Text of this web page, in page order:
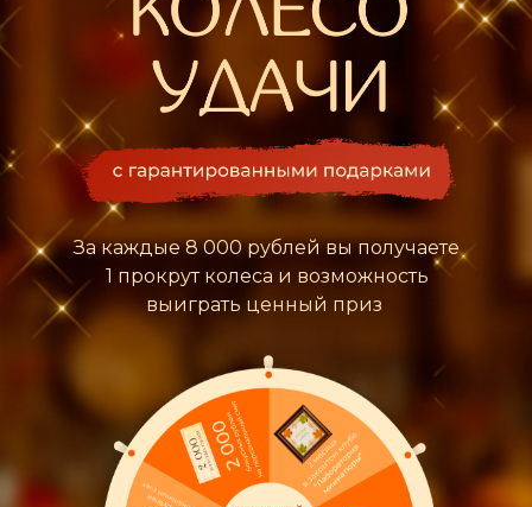
За каждые 8 000 рублей вы получаете
1 прокрут колеса и возможность
выиграть ценный приз